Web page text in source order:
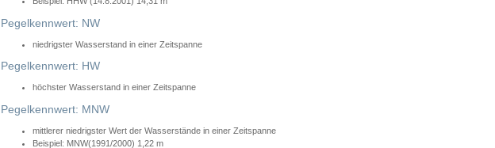
Pegelkennwert: NW
niedrigster Wasserstand in einer Zeitspanne
Pegelkennwert: HW
höchster Wasserstand in einer Zeitspanne
Pegelkennwert: MNW
mittlerer niedrigster Wert der Wasserstände in einer Zeitspanne
Beispiel: MNW(1991/2000) 1,22 m